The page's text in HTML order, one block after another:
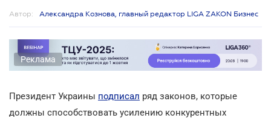
Автор: Александра Кознова, главный редактор LIGA ZAKON Бизнес
Реклама
Президент Украины подписал ряд законов, которые
должны способствовать усилению конкурентных